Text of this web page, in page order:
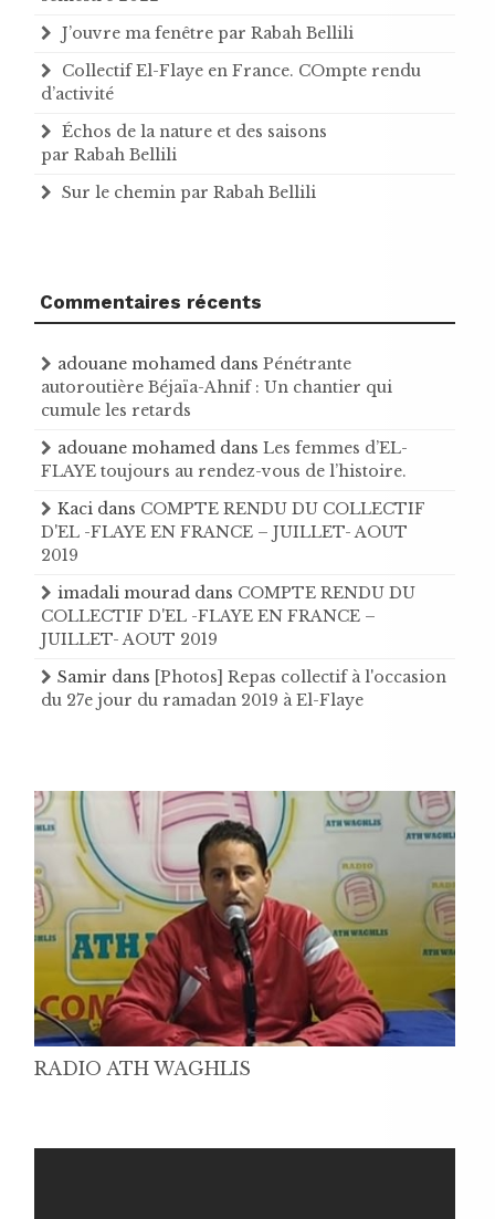
J’ouvre ma fenêtre par Rabah Bellili
Collectif El-Flaye en France. COmpte rendu
d’activité
Échos de la nature et des saisons
par Rabah Bellili
Sur le chemin par Rabah Bellili
Commentaires récents
adouane mohamed dans Pénétrante
autoroutière Béjaïa-Ahnif : Un chantier qui
cumule les retards
adouane mohamed dans Les femmes d’EL-
FLAYE toujours au rendez-vous de l’histoire .
Kaci dans COMPTE RENDU DU COLLECTIF
D'EL -FLAYE EN FRANCE – JUILLET- AOUT
2019
imadali mourad dans COMPTE RENDU DU
COLLECTIF D'EL -FLAYE EN FRANCE –
JUILLET- AOUT 2019
Samir dans [Photos] Repas collectif à l'occasion
du 27e jour du ramadan 2019 à El-Flaye
RADIO ATH WAGHLIS